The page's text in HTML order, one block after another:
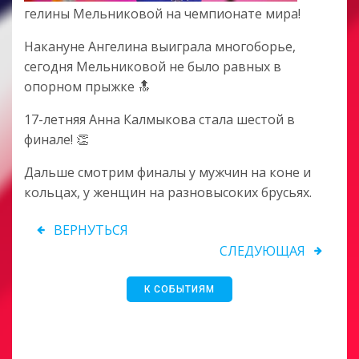
гелины Мельниковой на чемпионате мира!
Накануне Ангелина выиграла многоборье,
сегодня Мельниковой не было равных в
опорном прыжке 🔝
17-летняя Анна Калмыкова стала шестой в
финале! 👏
Дальше смотрим финалы у мужчин на коне и
кольцах, у женщин на разновысоких брусьях.
ВЕРНУТЬСЯ
СЛЕДУЮЩАЯ
К СОБЫТИЯМ